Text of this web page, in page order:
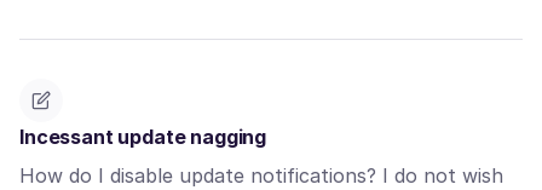
Incessant update nagging
How do I disable update notifications? I do not wish